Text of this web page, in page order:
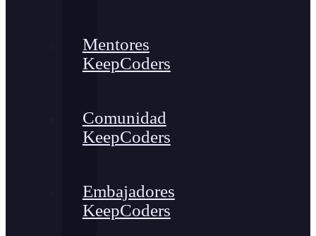
Mentores
KeepCoders
Comunidad
KeepCoders
Embajadores
KeepCoders